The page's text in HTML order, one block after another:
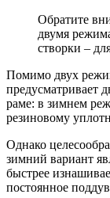
Обратите
двумя
створки –
Помимо двух
предусматривает
раме: в зимнем
резиновому
Однако
зимний вариант
быстрее
постоянное